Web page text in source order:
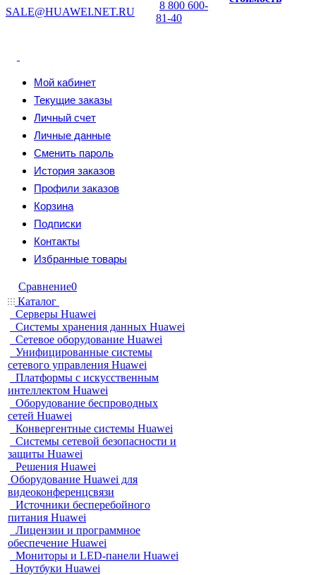
SALE@HUAWEI.NET.RU
8 800 600-
81-40
Мой кабинет
Текущие заказы
Личный счет
Личные данные
Сменить пароль
История заказов
Профили заказов
Корзина
Подписки
Контакты
Избранные товары
Сравнение0
Каталог
Серверы Huawei
Системы хранения данных Huawei
Сетевое оборудование Huawei
Унифицированные системы
сетевого управления Huawei
Платформы с искусственным
интеллектом Huawei
Оборудование беспроводных
сетей Huawei
Конвергентные системы Huawei
Системы сетевой безопасности и
защиты Huawei
Решения Huawei
Оборудование Huawei для
видеоконференцсвязи
Источники бесперебойного
питания Huawei
Лицензии и программное
обеспечение Huawei
Мониторы и LED-панели Huawei
Ноутбуки Huawei